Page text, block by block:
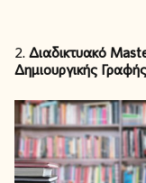
2.Διαδικτυακό
Δημιουργικής